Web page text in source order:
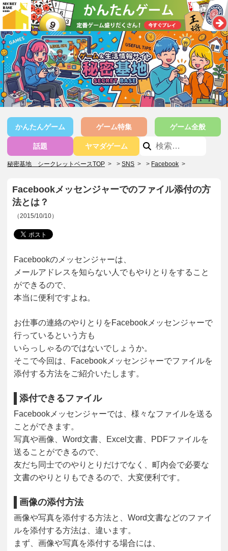
かんたんゲーム ゲーム特集 ゲーム全般
話題 ヤマダゲーム
秘密基地 シークレットベースTOP > SNS > Facebook >
Facebookメッセンジャーでのファイル添付の方
法とは？
（2015/10/10）
Facebookのメッセンジャーは、
メールアドレスを知らない人でもやりとりをすること
ができるので、
本当に便利ですよね。
お仕事の連絡のやりとりをFacebookメッセンジャーで
行っているという方も
いらっしゃるのではないでしょうか。
そこで今回は、Facebookメッセンジャーでファイルを
添付する方法をご紹介いたします。
添付できるファイル
Facebookメッセンジャーでは、様々なファイルを送る
ことができます。
写真や画像、Word文書、Excel文書、PDFファイルを
送ることができるので、
友だち同士でのやりとりだけでなく、町内会で必要な
文書のやりとりもできるので、大変便利です。
画像の添付方法
画像や写真を添付する方法と、Word文書などのファイ
ルを添付する方法は、違います。
まず、画像や写真を添付する場合には、